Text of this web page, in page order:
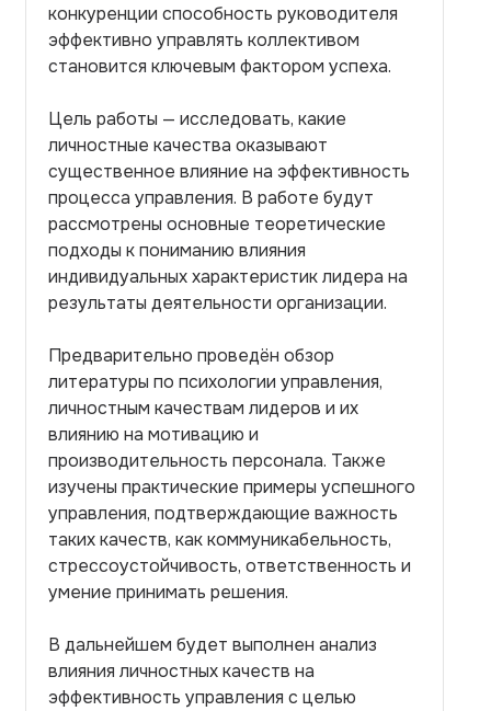
конкуренции способность руководителя
эффективно управлять коллективом
становится ключевым фактором успеха.
Цель работы — исследовать, какие
личностные качества оказывают
существенное влияние на эффективность
процесса управления. В работе будут
рассмотрены основные теоретические
подходы к пониманию влияния
индивидуальных характеристик лидера на
результаты деятельности организации.
Предварительно проведён обзор
литературы по психологии управления,
личностным качествам лидеров и их
влиянию на мотивацию и
производительность персонала. Также
изучены практические примеры успешного
управления, подтверждающие важность
таких качеств, как коммуникабельность,
стрессоустойчивость, ответственность и
умение принимать решения.
В дальнейшем будет выполнен анализ
влияния личностных качеств на
эффективность управления с целью